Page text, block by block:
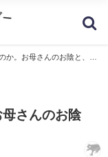
か。お母さんのお陰と、お
母さんのお陰